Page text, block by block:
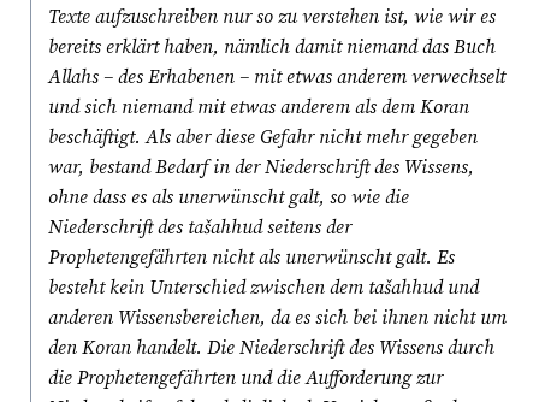
Texte aufzuschreiben nur so zu verstehen ist, wie wir es
bereits erklärt haben, nämlich damit niemand das Buch
Allahs – des Erhabenen – mit etwas anderem verwechselt
und sich niemand mit etwas anderem als dem Koran
beschäftigt. Als aber diese Gefahr nicht mehr gegeben
war, bestand Bedarf in der Niederschrift des Wissens,
ohne dass es als unerwünscht galt, so wie die
Niederschrift des tašahhud seitens der
Prophetengefährten nicht als unerwünscht galt. Es
besteht kein Unterschied zwischen dem tašahhud und
anderen Wissensbereichen, da es sich bei ihnen nicht um
den Koran handelt. Die Niederschrift des Wissens durch
die Prophetengefährten und die Aufforderung zur